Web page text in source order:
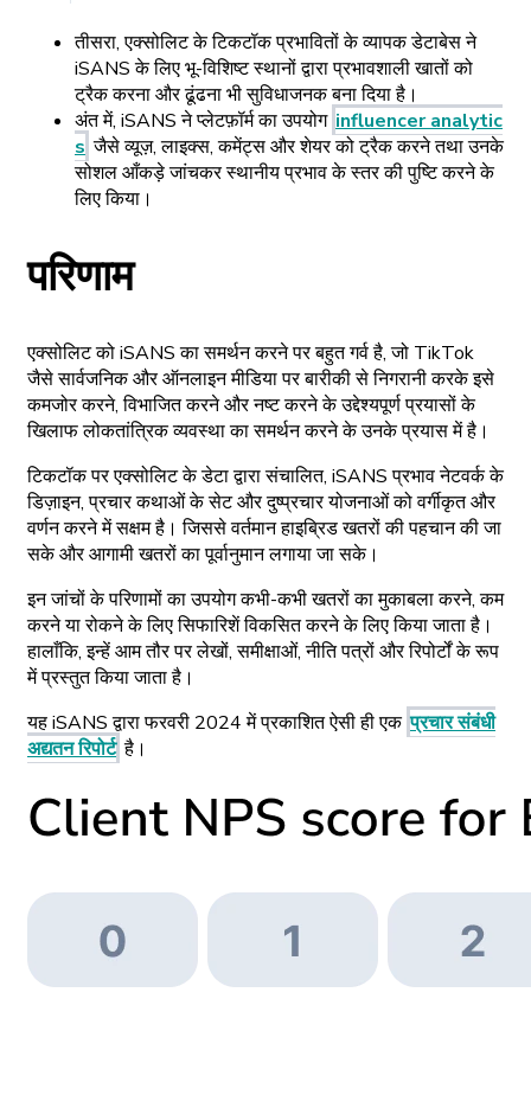
तीसरा, एक्सोलिट के टिकटॉक प्रभावितों के व्यापक डेटाबेस ने
iSANS के लिए भू-विशिष्ट स्थानों द्वारा प्रभावशाली खातों को
ट्रैक करना और ढूंढना भी सुविधाजनक बना दिया है।
अंत में, iSANS ने प्लेटफ़ॉर्म का उपयोग influencer analytic
s जैसे व्यूज़, लाइक्स, कमेंट्स और शेयर को ट्रैक करने तथा उनके
सोशल आँकड़े जांचकर स्थानीय प्रभाव के स्तर की पुष्टि करने के
लिए किया।
परिणाम
एक्सोलिट को iSANS का समर्थन करने पर बहुत गर्व है, जो TikTok
जैसे सार्वजनिक और ऑनलाइन मीडिया पर बारीकी से निगरानी करके इसे
कमजोर करने, विभाजित करने और नष्ट करने के उद्देश्यपूर्ण प्रयासों के
खिलाफ लोकतांत्रिक व्यवस्था का समर्थन करने के उनके प्रयास में है।
टिकटॉक पर एक्सोलिट के डेटा द्वारा संचालित, iSANS प्रभाव नेटवर्क के
डिज़ाइन, प्रचार कथाओं के सेट और दुष्प्रचार योजनाओं को वर्गीकृत और
वर्णन करने में सक्षम है। जिससे वर्तमान हाइब्रिड खतरों की पहचान की जा
सके और आगामी खतरों का पूर्वानुमान लगाया जा सके।
इन जांचों के परिणामों का उपयोग कभी-कभी खतरों का मुकाबला करने, कम
करने या रोकने के लिए सिफारिशें विकसित करने के लिए किया जाता है।
हालाँकि, इन्हें आम तौर पर लेखों, समीक्षाओं, नीति पत्रों और रिपोर्टों के रूप
में प्रस्तुत किया जाता है।
यह iSANS द्वारा फरवरी 2024 में प्रकाशित ऐसी ही एक प्रचार संबंधी
अद्यतन रिपोर्ट है।